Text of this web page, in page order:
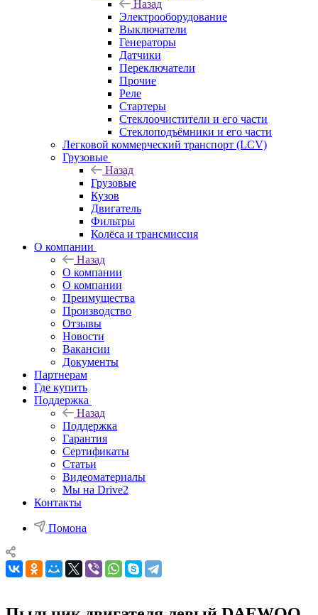
Назад
Электрооборудование
Выключатели
Генераторы
Датчики
Переключатели
Прочие
Реле
Стартеры
Стеклоочистители и его части
Стеклоподъёмники и его части
Легковой коммерческий транспорт (LCV)
Грузовые
Назад
Грузовые
Кузов
Двигатель
Фильтры
Колёса и трансмиссия
О компании
Назад
О компании
О компании
Преимущества
Производство
Отзывы
Новости
Вакансии
Документы
Партнерам
Где купить
Поддержка
Назад
Поддержка
Гарантия
Сертификаты
Статьи
Видеоматериалы
Мы на Drive2
Контакты
Помона